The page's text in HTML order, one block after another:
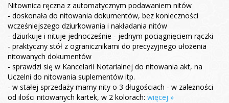
Nitownica ręczna z automatycznym podawaniem nitów
- doskonała do nitowania dokumentów, bez konieczności
wcześniejszego dziurkowania i nakładania nitów
- dziurkuje i nituje jednocześnie - jednym pociągnięciem rączki
- praktyczny stół z ogranicznikami do precyzyjnego ułożenia
nitowanych dokumentów
- sprawdzi się w Kancelarii Notarialnej do nitowania akt, na
Uczelni do nitowania suplementów itp.
- w stałej sprzedaży mamy nity o 3 długościach - w zależności
od ilości nitowanych kartek, w 2 kolorach: więcej »